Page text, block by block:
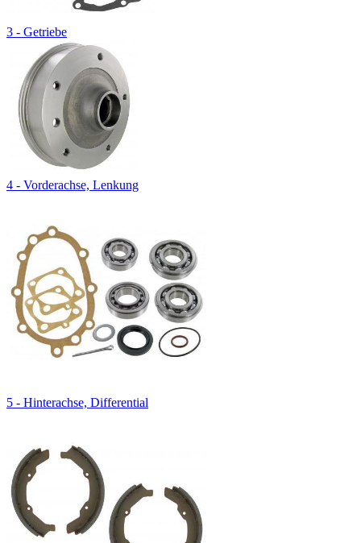
3 - Getriebe
4 - Vorderachse, Lenkung
5 - Hinterachse, Differential